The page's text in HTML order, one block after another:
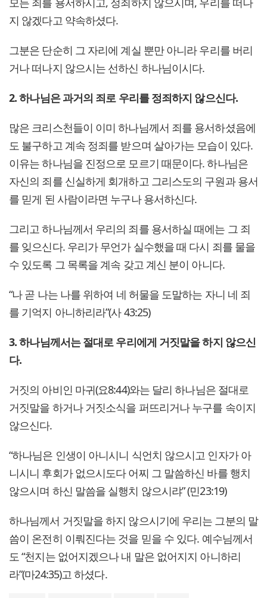
지 않겠다고 약속하셨다.
그분은 단순히 그 자리에 계실 뿐만 아니라 우리를 버리
거나 떠나지 않으시는 선하신 하나님이시다.
2. 하나님은 과거의 죄로 우리를 정죄하지 않으신다.
많은 크리스천들이 이미 하나님께서 죄를 용서하셨음에
도 불구하고 계속 정죄를 받으며 살아가는 모습이 있다.
이유는 하나님을 진정으로 모르기 때문이다. 하나님은
자신의 죄를 신실하게 회개하고 그리스도의 구원과 용서
를 믿게 된 사람이라면 누구나 용서하신다.
그리고 하나님께서 우리의 죄를 용서하실 때에는 그 죄
를 잊으신다. 우리가 무언가 실수했을 때 다시 죄를 물을
수 있도록 그 목록을 계속 갖고 계신 분이 아니다.
“나 곧 나는 나를 위하여 네 허물을 도말하는 자니 네 죄
를 기억지 아니하리라”(사 43:25)
3. 하나님께서는 절대로 우리에게 거짓말을 하지 않으신
다.
거짓의 아비인 마귀(요8:44)와는 달리 하나님은 절대로
거짓말을 하거나 거짓소식을 퍼뜨리거나 누구를 속이지
않으신다.
“하나님은 인생이 아니시니 식언치 않으시고 인자가 아
니시니 후회가 없으시도다 어찌 그 말씀하신 바를 행치
않으시며 하신 말씀을 실행치 않으시랴” (민23:19)
하나님께서 거짓말을 하지 않으시기에 우리는 그분의 말
씀이 온전히 이뤄진다는 것을 믿을 수 있다. 예수님께서
도 “천지는 없어지겠으나 내 말은 없어지지 아니하리
라”(마24:35)고 하셨다.